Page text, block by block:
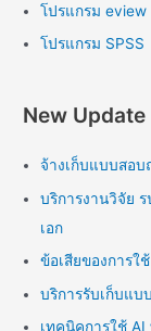
โปรแกรม eview
โปรแกรม SPSS
New Update
จ้างเก็บแบบสอบ
บริการงานวิจัย
เอก
ข้อเสียของการใ
บริการรับเก็บแ
เทคนิคการใช้